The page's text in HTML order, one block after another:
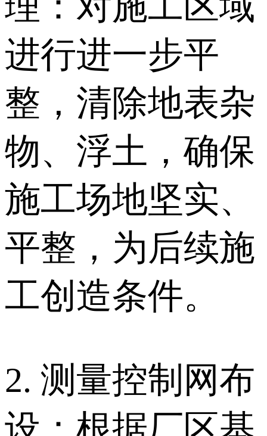
进行进一步平
整，清除地表杂
物、浮土，确保
施工场地坚实、
平整，为后续施
工创造条件。
2. 测量控制网布
设：根据厂区基